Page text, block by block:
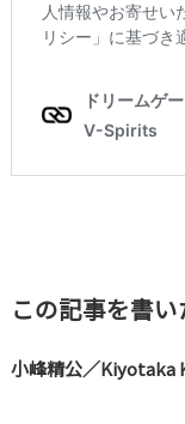
この記事を書
小峰精公／Kiyotaka